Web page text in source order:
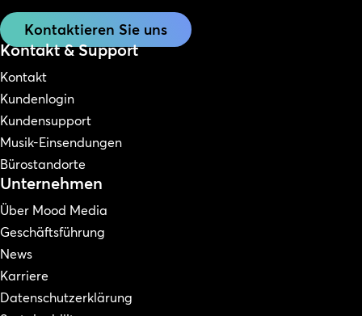
Kontaktieren Sie uns
Kontakt & Support
Kontakt
Kundenlogin
Kundensupport
Musik-Einsendungen
Bürostandorte
Unternehmen
Über Mood Media
Geschäftsführung
News
Karriere
Datenschutzerklärung